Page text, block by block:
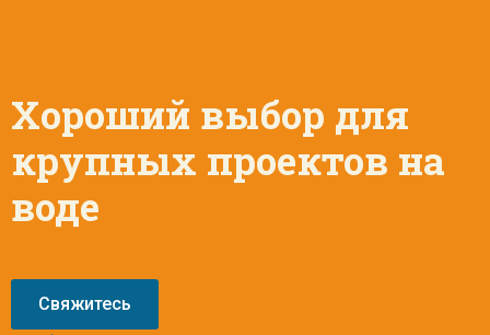
Хороший выбор для
крупных проектов на
воде
Свяжитесь